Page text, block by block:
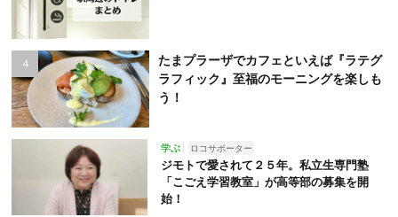
たまプラーザでカフェといえば『ラテグ
ラフィック』至福のモーニングを楽しも
う！
学ぶ ロコサポーター
ジモトで愛されて２５年。私立生専門塾
「こごえ学習教室」が高等部の募集を開
始！